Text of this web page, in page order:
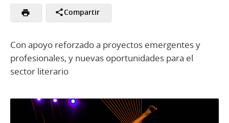
Compartir
Con apoyo reforzado a proyectos emergentes y
profesionales, y nuevas oportunidades para el
sector literario